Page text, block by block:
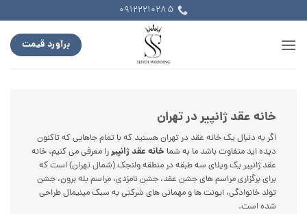
to
content
09122210285
برآورد قیمت
خانه عقد ژانپیر در تهران
اگر به دنبال یک خانه عقد در تهران هستید که با تمام جاهایی که تاکنون
دیده اید متفاوت باشد ما به شما خانه عقد ژانپیررا معرفی می کنیم. خانه
عقد ژانپیر یک ویلای سه طبقه در منطقه ولنجک (شمال تهران) است که
برای برگزاری مراسم های جشن عقد، جشن نامزدی، مراسم بله برون، جشن
تولد خانوادگی، ایونت ها و مهمانی های شرکتی به سبک مینیمال طراحی
شده است.